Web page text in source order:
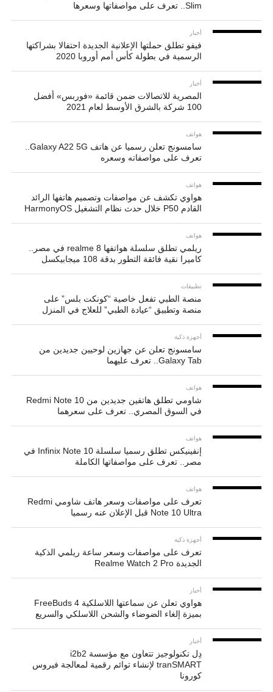
Slim.. تعرف على مواصفاتها وسعرها
أخبار
فيفو تطلق حملتها الإعلانية الجديدة احتفالا بشراكتها
الرسمية في بطولة كأس أمم أوروبا 2020
أخبار
المصرية للاتصالات ضمن قائمة «فوربس» أفضل
100 شركة بالشرق الأوسط لعام 2021
هواتف
تعرف على مواصفاته وسعره
هواتف
هواوي تكشف عن مواصفات وتصميم هاتفها الرائد
القادم P50 خلال حدث نظام التشغيل HarmonyOS
هواتف
ريلمي تطلق سلسلة هواتفها realme 8 في مصر..
كاميرا نقية فائقة التطور بدقة 108 ميجابيكسل
تطبيقات
منصة الطبي تفعل خاصية “كونكت بلس” على
منصة وتطبيق “عيادة الطبي” للعلاج في المنزل
أجهزة ذكية
سامسونج تعلن عن جهازين لوحيين جديدين من
Galaxy Tab.. تعرف عليهما
هواتف
شاومي تطلق هاتفين جديدين من Redmi Note 10
في السوق المصري.. تعرف على سعرهما
هواتف
إنفينيكس تطلق رسميا سلسلة Infinix Note 10 في
مصر.. تعرف على مواصفاتها الكاملة
هواتف
تعرف على مواصفات وسعر هاتف شاومي Redmi
Note 10 Ultra قبل الإعلان عنه رسميا
أجهزة ذكية
تعرف على مواصفات وسعر ساعة ريلمي الذكية
الجديدة Realme Watch 2 Pro
أخبار
هواوي تعلن عن سماعتها اللاسلكية FreeBuds 4
بميزة إلغاء الضوضاء والشحن اللاسلكي والسريع
أخبار
دِل تكنولوجيز تتعاون مع مؤسسة i2b2
tranSMART لإنشاء توائم رقمية لمعالجة فيروس
كورونا